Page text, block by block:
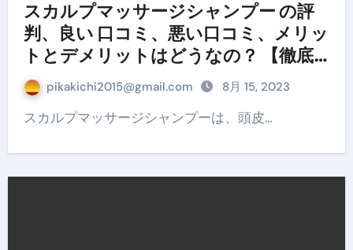
スカルプマッサージシャンプー の評
判、良い 口コミ、悪い口コミ、メリッ
トとデメリットはどうなの？ 【徹底
解説】
pikakichi2015@gmail.com 8月 15, 2023
スカルプマッサージシャンプーは、頭皮…